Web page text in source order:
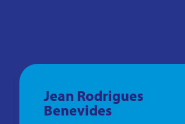
Jean Rodrigues
Benevides